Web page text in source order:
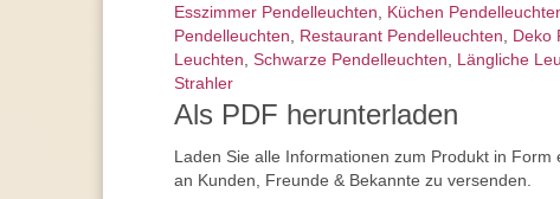
Esszimmer Pendelleuchten, Küchen
Pendelleuchten, Restaurant Pendelleuchten, Deko
Leuchten, Schwarze Pendelleuchten, Längliche
Strahler
Als PDF herunterladen
Laden Sie alle Informationen zum Produkt in Form
an Kunden, Freunde & Bekannte zu versenden.